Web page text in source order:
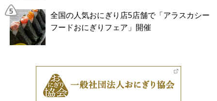
全国の人気おにぎり店5店舗で「アラスカシー
フードおにぎりフェア」開催